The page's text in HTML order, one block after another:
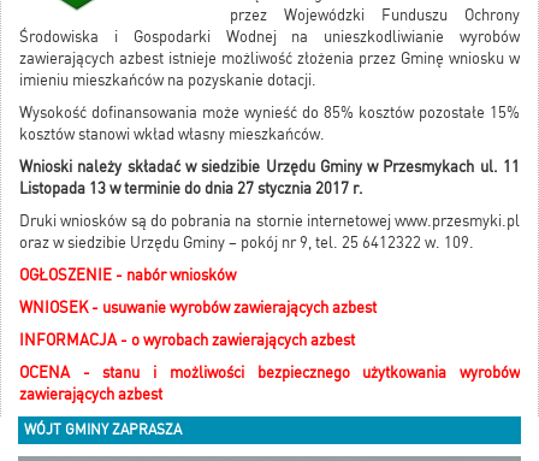
przez Wojewódzki Funduszu Ochrony
Środowiska i Gospodarki Wodnej na unieszkodliwianie wyrobów
zawierających azbest istnieje możliwość złożenia przez Gminę wniosku w
imieniu mieszkańców na pozyskanie dotacji.
Wysokość dofinansowania może wynieść do 85% kosztów pozostałe 15%
kosztów stanowi wkład własny mieszkańców.
Wnioski należy składać w siedzibie Urzędu Gminy w Przesmykach ul. 11
Listopada 13 w terminie do dnia 27 stycznia 2017 r.
Druki wniosków są do pobrania na stornie internetowej www.przesmyki.pl
oraz w siedzibie Urzędu Gminy – pokój nr 9, tel. 25 6412322 w. 109.
OGŁOSZENIE - nabór wniosków
WNIOSEK - usuwanie wyrobów zawierających azbest
INFORMACJA - o wyrobach zawierających azbest
OCENA - stanu i możliwości bezpiecznego użytkowania wyrobów
zawierających azbest
WÓJT GMINY ZAPRASZA